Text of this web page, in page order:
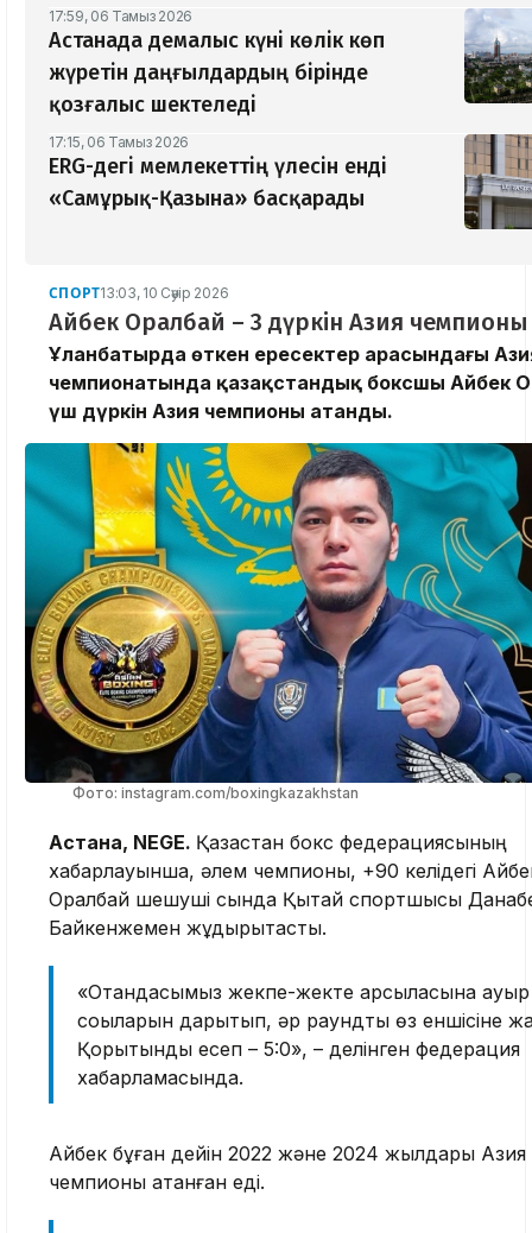
17:59, 06 Тамыз 2026
Астанада демалыс күні көлік көп
жүретін даңғылдардың бірінде
қозғалыс шектеледі
17:15, 06 Тамыз 2026
ERG-дегі мемлекеттің үлесін енді
«Самұрық-Қазына» басқарады
СПОРТ13:03, 10 Сәуір 2026
Айбек Оралбай – 3 дүркін Азия чемпионы
Ұланбатырда өткен ересектер арасындағы
чемпионатында қазақстандық боксшы Айбек
үш дүркін Азия чемпионы атанды.
Фото: instagram.com/boxingkazakhstan
Астана, NEGE. Қазақстан бокс федерациясының
хабарлауынша, әлем чемпионы, +90 келідегі
Оралбай шешуші сында Қытай спортшысы
Байкенжемен жұдырықтасты.
«Отандасымыз жекпе-жекте қарсыласына ауыр
соққыларын дарытып, әр раундты өз еншісіне
Қорытынды есеп – 5:0», – делінген федерация
хабарламасында.
Айбек бұған дейін 2022 және 2024 жылдары Азия
чемпионы атанған еді.